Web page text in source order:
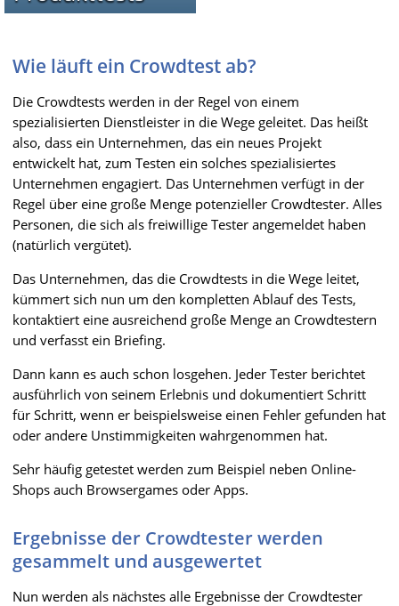
Wie läuft ein Crowdtest ab?
Die Crowdtests werden in der Regel von einem
spezialisierten Dienstleister in die Wege geleitet. Das heißt
also, dass ein Unternehmen, das ein neues Projekt
entwickelt hat, zum Testen ein solches spezialisiertes
Unternehmen engagiert. Das Unternehmen verfügt in der
Regel über eine große Menge potenzieller Crowdtester. Alles
Personen, die sich als freiwillige Tester angemeldet haben
(natürlich vergütet).
Das Unternehmen, das die Crowdtests in die Wege leitet,
kümmert sich nun um den kompletten Ablauf des Tests,
kontaktiert eine ausreichend große Menge an Crowdtestern
und verfasst ein Briefing.
Dann kann es auch schon losgehen. Jeder Tester berichtet
ausführlich von seinem Erlebnis und dokumentiert Schritt
für Schritt, wenn er beispielsweise einen Fehler gefunden hat
oder andere Unstimmigkeiten wahrgenommen hat.
Sehr häufig getestet werden zum Beispiel neben Online-
Shops auch Browsergames oder Apps.
Ergebnisse der Crowdtester werden
gesammelt und ausgewertet
Nun werden als nächstes alle Ergebnisse der Crowdtester